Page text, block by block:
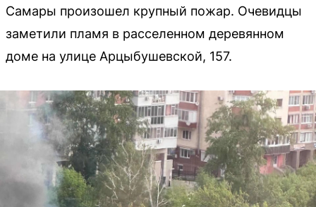
Самары произошел крупный пожар. Очевидцы
заметили пламя в расселенном деревянном
доме на улице Арцыбушевской, 157.